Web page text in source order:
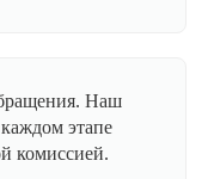
Наш
этапе
комиссией.